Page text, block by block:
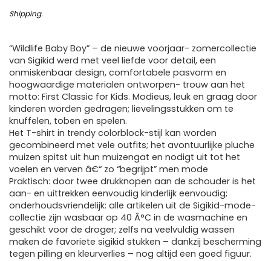
Shipping.
“Wildlife Baby Boy” – de nieuwe voorjaar- zomercollectie
van Sigikid werd met veel liefde voor detail, een
onmiskenbaar design, comfortabele pasvorm en
hoogwaardige materialen ontworpen- trouw aan het
motto: First Classic for Kids. Modieus, leuk en graag door
kinderen worden gedragen; lievelingsstukken om te
knuffelen, toben en spelen.
Het T-shirt in trendy colorblock-stijl kan worden
gecombineerd met vele outfits; het avontuurlijke pluche
muizen spitst uit hun muizengat en nodigt uit tot het
voelen en verven â€“ zo “begrijpt” men mode
Praktisch: door twee drukknopen aan de schouder is het
aan- en uittrekken eenvoudig kinderlijk eenvoudig;
onderhoudsvriendelijk: alle artikelen uit de Sigikid-mode-
collectie zijn wasbaar op 40 Â°C in de wasmachine en
geschikt voor de droger; zelfs na veelvuldig wassen
maken de favoriete sigikid stukken – dankzij bescherming
tegen pilling en kleurverlies – nog altijd een goed figuur.